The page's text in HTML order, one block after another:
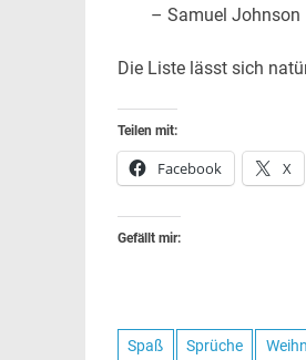
– Samuel Johnson
Die Liste lässt sich
Teilen mit:
Facebook X
Gefällt mir:
Spaß Sprüche